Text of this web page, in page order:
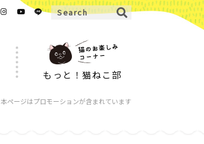
もっと！猫ねこ部
本ページはプロモーションが含まれています